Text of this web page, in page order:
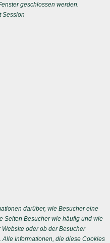
geschlossen werden.
Session
darüber, wie Besucher eine
Seiten Besucher wie häufig und wie
oder ob der Besucher
Informationen, die diese Cookies